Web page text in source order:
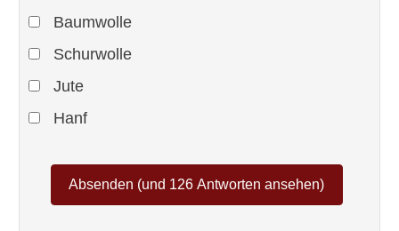
Baumwolle
Schurwolle
Jute
Hanf